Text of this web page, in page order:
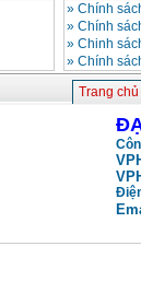
» Chính
» Chính
» Chinh
» Chính
Trang chủ